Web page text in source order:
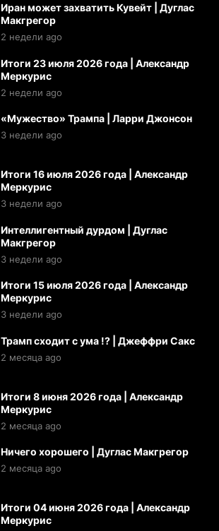
Иран может захватить Кувейт | Дуглас
Макгрегор
2 недели ago
Итоги 23 июля 2026 года | Александр
Меркурис
2 недели ago
«Мужество» Трампа | Ларри Джонсон
3 недели ago
Итоги 16 июля 2026 года | Александр
Меркурис
3 недели ago
Интеллигентный дурдом | Дуглас
Макгрегор
3 недели ago
Итоги 15 июля 2026 года | Александр
Меркурис
3 недели ago
Трамп сходит с ума !? | Джеффри Сакс
2 месяца ago
Итоги 8 июня 2026 года | Александр
Меркурис
2 месяца ago
Ничего хорошего | Дуглас Макгрегор
2 месяца ago
Итоги 04 июня 2026 года | Александр
Меркурис